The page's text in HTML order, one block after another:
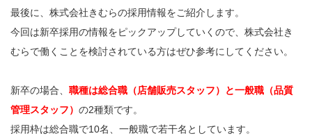
最後に、株式会社きむらの採用情報をご紹介します。
今回は新卒採用の情報をピックアップしていくので、株式会社き
むらで働くことを検討されている方はぜひ参考にしてください。
新卒の場合、 職種は総合職（店舗販売スタッフ）と一般職（品質
管理スタッフ） の2種類です。
採用枠は総合職で10名、一般職で若干名としています。